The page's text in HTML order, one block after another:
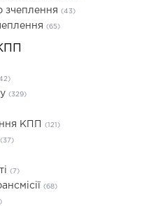
зчеплення (43)
(65)
(329)
КПП (121)
(37)
(7)
(68)